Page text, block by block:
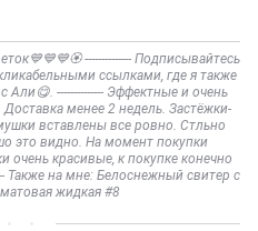
-------------- Подписывайтесь
ссылками, где я также
-------------- Эффектные и очень
менее 2 недель. Застёжки-
вставлены все ровно. Стльно
это видно. На момент покупки
очень красивые, к покупке конечно
Также на мне: Белоснежный свитер с
жидкая #8